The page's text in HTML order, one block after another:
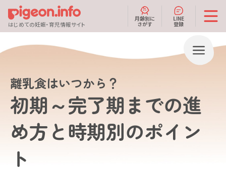
はじめての妊娠・育児情報サイト
月齢別に
さがす
LINE
登録
離乳食はいつから？
初期～完了期までの進
め方と時期別のポイン
ト